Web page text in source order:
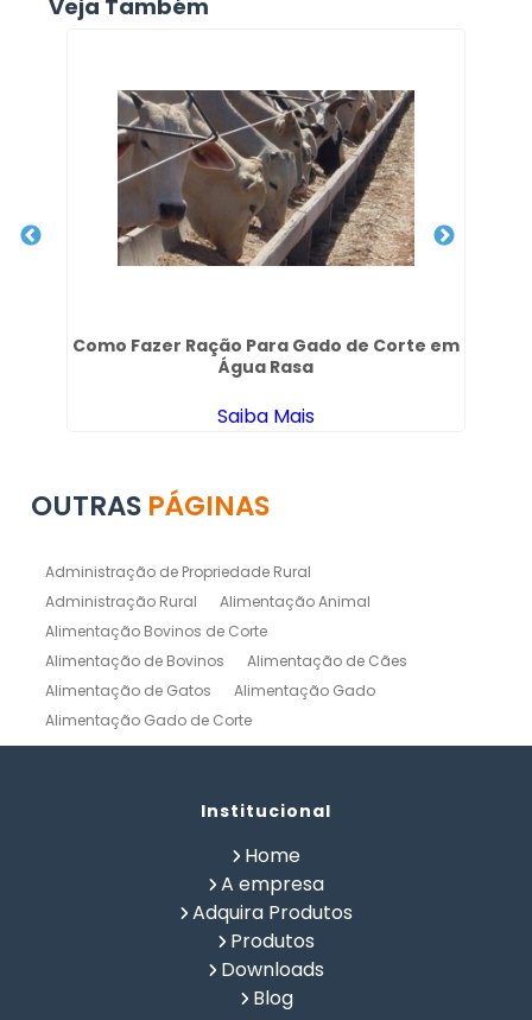
Veja Também
Como Fazer Ração Para Gado de Corte em
Água Rasa
Saiba Mais
OUTRAS PÁGINAS
Administração de Propriedade Rural
Administração Rural
Alimentação Animal
Alimentação Bovinos de Corte
Alimentação de Bovinos
Alimentação de Cães
Alimentação de Gatos
Alimentação Gado
Alimentação Gado de Corte
Alimentação Gado de Leite
Alimentação Natural Cães
Alimentação Natural Pets
Alimentação Pet
Calculo de Ração para Bovinos
Como Fazer Ração para Gado de Corte
Como Fazer Ração para Gado de Leite
Composição Química de Alimentos
Controle de Fazenda
Institucional
Home
A empresa
Adquira Produtos
Produtos
Downloads
Blog